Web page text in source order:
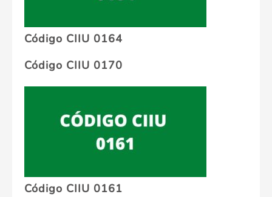
Código CIIU 0164
Código CIIU 0170
Código CIIU 0161